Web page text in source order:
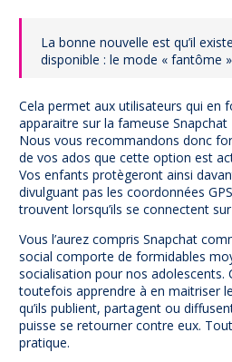
La bonne nouvelle est qu’il
disponible : le mode « fantôme
Cela permet aux utilisateurs qui en
apparaitre sur la fameuse Snapchat
Nous vous recommandons donc
de vos ados que cette option est
Vos enfants protègeront ainsi
divulguant pas les coordonnées
trouvent lorsqu’ils se connectent
Vous l’aurez compris Snapchat
social comporte de formidables
socialisation pour nos adolescents.
toutefois apprendre à en maitriser
qu’ils publient, partagent ou
puisse se retourner contre eux.
pratique.